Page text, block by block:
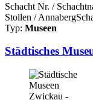
Schacht Nr. /
Stollen /
Typ: Museen
Städtisches